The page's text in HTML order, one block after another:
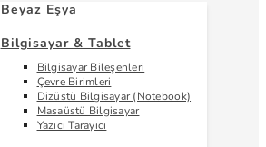
Beyaz Eşya
Bilgisayar & Tablet
Bilgisayar Bileşenleri
Çevre Birimleri
Dizüstü Bilgisayar (Notebook)
Masaüstü Bilgisayar
Yazıcı Tarayıcı